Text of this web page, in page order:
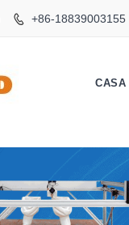
 +86-18839003155
CASA